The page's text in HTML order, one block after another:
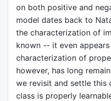
on both positive and
model dates back to
the characterization of
known -- it even
characterization of
however, has long
we revisit and settle this
class is properly